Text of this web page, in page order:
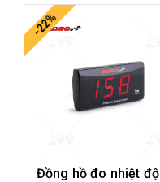
-22%
Đồng hồ đo nhiệt độ